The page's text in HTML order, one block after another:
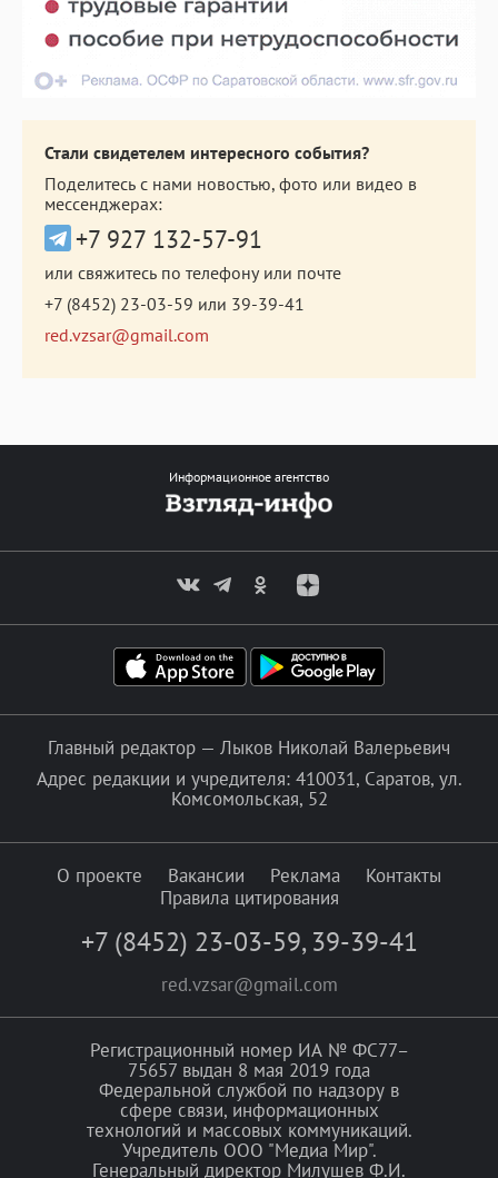
Стали свидетелем интересного события?
Поделитесь с нами новостью, фото или видео в
мессенджерах:
+7 927 132-57-91
или свяжитесь по телефону или почте
+7 (8452) 23-03-59 или 39-39-41
red.vzsar@gmail.com
Информационное агентство
Главный редактор — Лыков Николай Валерьевич
Адрес редакции и учредителя: 410031, Саратов, ул.
Комсомольская, 52
О проекте Вакансии Реклама
Контакты
Правила цитирования
+7 (8452) 23-03-59, 39-39-41
red.vzsar@gmail.com
Регистрационный номер ИА № ФС77–
75657 выдан 8 мая 2019 года
Федеральной службой по надзору в
сфере связи, информационных
технологий и массовых коммуникаций.
Учредитель ООО "Медиа Мир".
Генеральный директор Милушев Ф.И.